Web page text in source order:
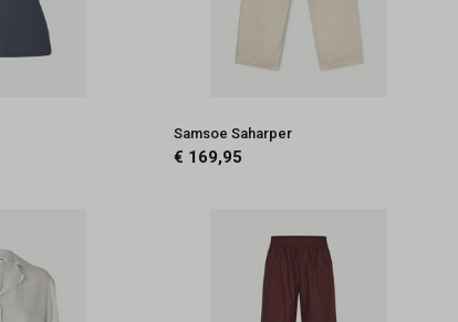
Samsoe Saharper
€ 169,95